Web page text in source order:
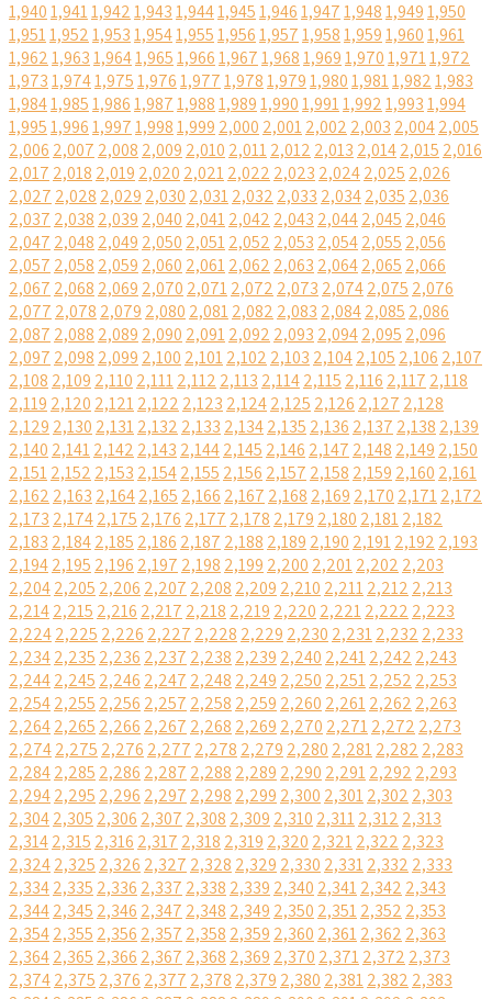
1,9401,9411,9421,9431,9441,9451,9461,9471,9481,9491,950
1,9511,9521,9531,9541,9551,9561,9571,9581,9591,9601,961
1,9621,9631,9641,9651,9661,9671,9681,9691,9701,9711,972
1,9731,9741,9751,9761,9771,9781,9791,9801,9811,9821,983
1,9841,9851,9861,9871,9881,9891,9901,9911,9921,9931,994
1,9951,9961,9971,9981,999 2,000 2,0012,002 2,003 2,0042,005
2,006 2,007 2,008 2,009 2,010 2,0112,012 2,013 2,0142,015 2,016
2,017 2,018 2,019 2,020 2,0212,022 2,023 2,0242,025 2,026
2,027 2,028 2,029 2,030 2,0312,032 2,033 2,0342,035 2,036
2,037 2,038 2,039 2,040 2,0412,042 2,043 2,0442,045 2,046
2,047 2,048 2,049 2,050 2,0512,052 2,053 2,0542,055 2,056
2,057 2,058 2,059 2,060 2,0612,062 2,063 2,0642,065 2,066
2,067 2,068 2,069 2,070 2,0712,072 2,073 2,0742,075 2,076
2,077 2,078 2,079 2,080 2,0812,082 2,083 2,0842,085 2,086
2,087 2,088 2,089 2,090 2,0912,092 2,093 2,0942,095 2,096
2,097 2,098 2,099 2,100 2,1012,102 2,103 2,1042,105 2,106 2,107
2,108 2,109 2,110 2,1112,112 2,113 2,1142,115 2,116 2,117 2,118
2,119 2,120 2,1212,122 2,123 2,1242,125 2,126 2,127 2,128
2,129 2,130 2,1312,132 2,133 2,1342,135 2,136 2,137 2,138 2,139
2,140 2,1412,142 2,143 2,1442,145 2,146 2,147 2,148 2,149 2,150
2,1512,152 2,153 2,1542,155 2,156 2,157 2,158 2,159 2,160 2,161
2,162 2,163 2,1642,165 2,166 2,167 2,168 2,169 2,170 2,1712,172
2,173 2,1742,175 2,176 2,177 2,178 2,179 2,180 2,1812,182
2,183 2,1842,185 2,186 2,187 2,188 2,189 2,190 2,1912,192 2,193
2,1942,195 2,196 2,197 2,198 2,199 2,200 2,2012,202 2,203
2,2042,205 2,206 2,207 2,208 2,209 2,210 2,2112,212 2,213
2,2142,215 2,216 2,217 2,218 2,219 2,220 2,2212,222 2,223
2,2242,225 2,226 2,227 2,228 2,229 2,230 2,2312,232 2,233
2,2342,235 2,236 2,237 2,238 2,239 2,240 2,2412,242 2,243
2,2442,245 2,246 2,247 2,248 2,249 2,250 2,2512,252 2,253
2,2542,255 2,256 2,257 2,258 2,259 2,260 2,2612,262 2,263
2,2642,265 2,266 2,267 2,268 2,269 2,270 2,2712,272 2,273
2,2742,275 2,276 2,277 2,278 2,279 2,280 2,2812,282 2,283
2,2842,285 2,286 2,287 2,288 2,289 2,290 2,2912,292 2,293
2,2942,295 2,296 2,297 2,298 2,299 2,300 2,3012,302 2,303
2,3042,305 2,306 2,307 2,308 2,309 2,310 2,3112,312 2,313
2,3142,315 2,316 2,317 2,318 2,319 2,320 2,3212,322 2,323
2,3242,325 2,326 2,327 2,328 2,329 2,330 2,3312,332 2,333
2,3342,335 2,336 2,337 2,338 2,339 2,340 2,3412,342 2,343
2,3442,345 2,346 2,347 2,348 2,349 2,350 2,3512,352 2,353
2,3542,355 2,356 2,357 2,358 2,359 2,360 2,3612,362 2,363
2,3642,365 2,366 2,367 2,368 2,369 2,370 2,3712,372 2,373
2,3742,375 2,376 2,377 2,378 2,379 2,380 2,3812,382 2,383